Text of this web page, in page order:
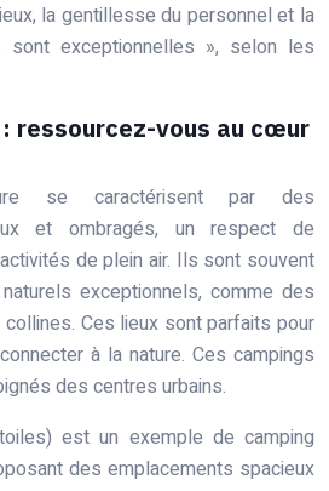
la gentillesse du personnel et la
sont exceptionnelles », selon les
ressourcez-vous au cœur
se caractérisent par des
et ombragés, un respect de
de plein air. Ils sont souvent
exceptionnels, comme des
Ces lieux sont parfaits pour
à la nature. Ces campings
des centres urbains.
est un exemple de camping
des emplacements spacieux